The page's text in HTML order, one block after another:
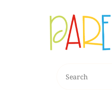
Dziecko, Rodzina, Wychowanie
for: